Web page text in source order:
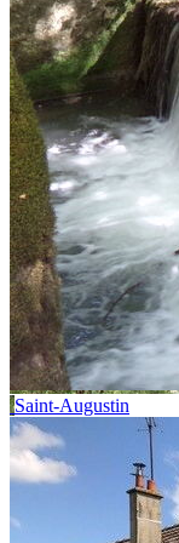
Saint-Augustin